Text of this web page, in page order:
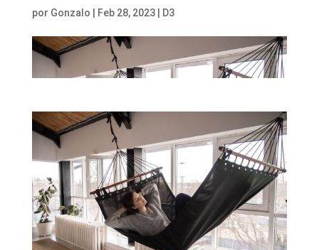
por Gonzalo Feb 28, 2023| D3